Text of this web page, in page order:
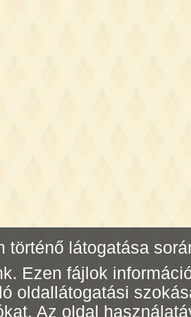
történő látogatása
Ezen fájlok
oldallátogatási
Az oldal